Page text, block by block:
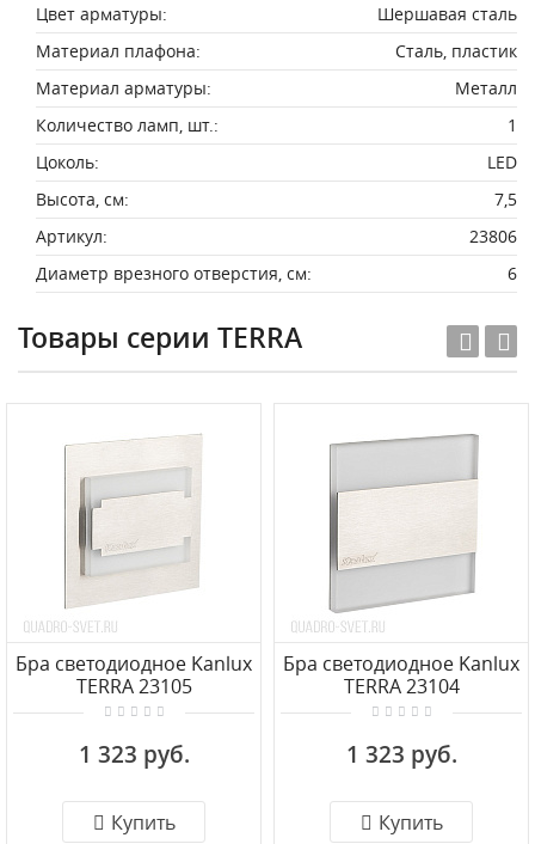
Цвет арматуры:
Шершавая сталь
Материал плафона:
Сталь, пластик
Материал арматуры:
Металл
Количество ламп, шт.:
1
Цоколь:
LED
Высота, см:
7,5
Артикул:
23806
Диаметр врезного отверстия, см:
6
Товары серии TERRA
Бра светодиодное Kanlux
TERRA 23105
1 323 руб.
Купить
Бра светодиодное Kanlux
TERRA 23104
1 323 руб.
Купить